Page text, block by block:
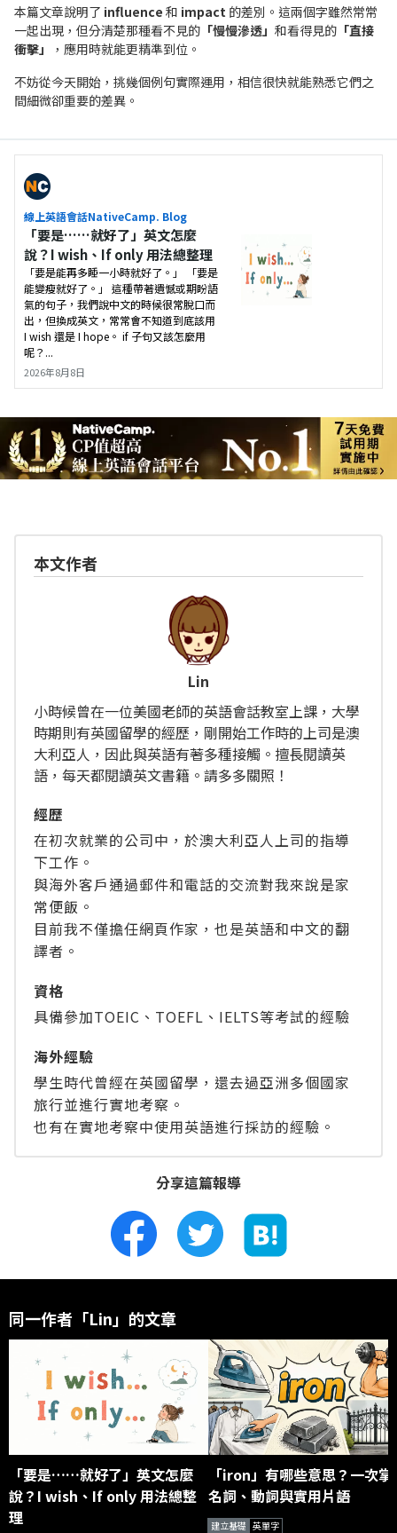
本篇文章說明了 influence 和 impact 的差別。這兩個字雖然常常
一起出現，但分清楚那種看不見的 「慢慢滲透」 和看得見的 「直接
衝擊」
，應用時就能更精準到位。
不妨從今天開始，挑幾個例句實際運用，相信很快就能熟悉它們之
間細微卻重要的差異。
線上英語會話NativeCamp. Blog
「要是……就好了」英文怎麼
說？I wish、If only 用法總整理
「要是能再多睡一小時就好了。」 「要是
能變瘦就好了。」 這種帶著遺憾或期盼語
氣的句子，我們說中文的時候很常脫口而
出，但換成英文，常常會不知道到底該用
I wish 還是 I hope。 if 子句又該怎麼用
呢？...
2026年8月8日
本文作者
Lin
小時候曾在一位美國老師的英語會話教室上課，大學
時期則有英國留學的經歷，剛開始工作時的上司是澳
大利亞人，因此與英語有著多種接觸。擅長閱讀英
語，每天都閱讀英文書籍。請多多關照！
經歴
在初次就業的公司中，於澳大利亞人上司的指導
下工作。
與海外客戶通過郵件和電話的交流對我來說是家
常便飯。
目前我不僅擔任網頁作家，也是英語和中文的翻
譯者。
資格
具備參加TOEIC、TOEFL、IELTS等考試的經驗
海外經驗
學生時代曾經在英國留學，還去過亞洲多個國家
旅行並進行實地考察。
也有在實地考察中使用英語進行採訪的經驗。
分享這篇報導
同一作者「Lin」的文章
「要是……就好了」英文怎麼
說？I wish、If only 用法總整
理
「iron」有哪些意思？一次掌
名詞、動詞與實用片語
建立基礎 英單字